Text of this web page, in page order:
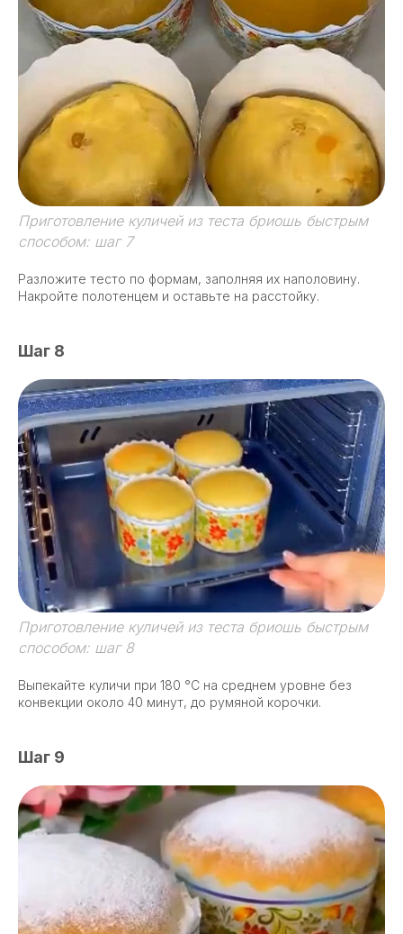
Приготовление куличей из теста бриошь быстрым
способом: шаг 7
Разложите тесто по формам, заполняя их наполовину.
Накройте полотенцем и оставьте на расстойку.
Шаг 8
Приготовление куличей из теста бриошь быстрым
способом: шаг 8
Выпекайте куличи при 180 °C на среднем уровне без
конвекции около 40 минут, до румяной корочки.
Шаг 9